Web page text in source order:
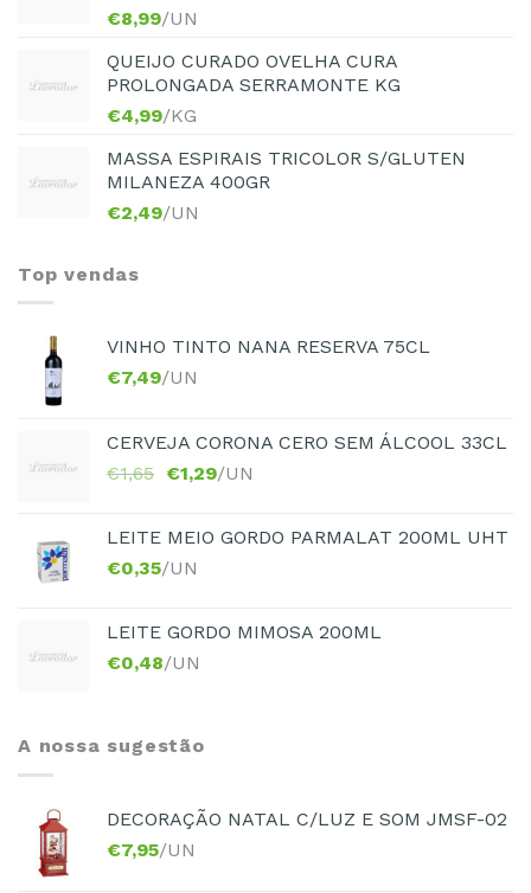
€8,99/UN
QUEIJO CURADO OVELHA CURA
PROLONGADA SERRAMONTE KG
€4,99/KG
MASSA ESPIRAIS TRICOLOR S/GLUTEN
MILANEZA 400GR
€2,49/UN
Top vendas
VINHO TINTO NANA RESERVA 75CL
€7,49/UN
CERVEJA CORONA CERO SEM ÁLCOOL 33CL
€1,65 €1,29/UN
LEITE MEIO GORDO PARMALAT 200ML UHT
€0,35/UN
LEITE GORDO MIMOSA 200ML
€0,48/UN
A nossa sugestão
DECORAÇÃO NATAL C/LUZ E SOM JMSF-02
€7,95/UN